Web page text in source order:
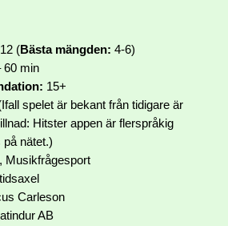
(Bästa mängden: 4-6)
60 min
15+
spelet är bekant från tidigare är
Hitster appen är flerspråkig
på nätet.)
Musikfrågesport
Carleson
AB